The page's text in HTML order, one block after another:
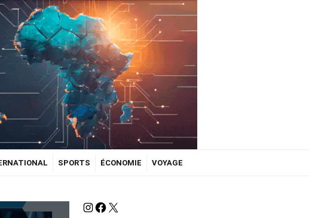
SPORTS ÉCONOMIE VOYAGE